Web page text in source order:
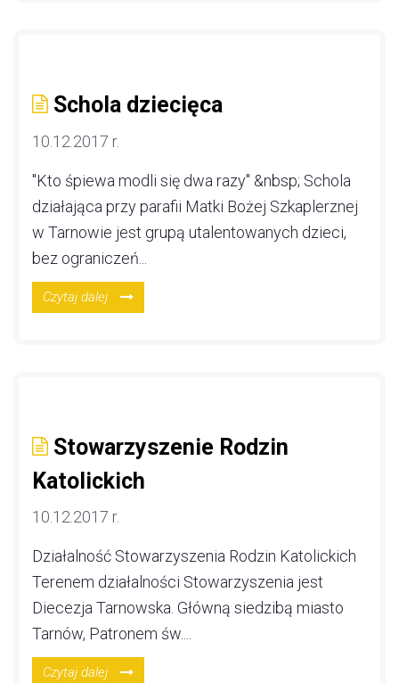
Schola dziecięca
10.12.2017 r.
"Kto śpiewa modli się dwa razy" &nbsp; Schola
działająca przy parafii Matki Bożej Szkaplerznej
w Tarnowie jest grupą utalentowanych dzieci,
bez ograniczeń...
Czytaj dalej
Stowarzyszenie Rodzin
Katolickich
10.12.2017 r.
Działalność Stowarzyszenia Rodzin Katolickich
Terenem działalności Stowarzyszenia jest
Diecezja Tarnowska. Główną siedzibą miasto
Tarnów, Patronem św....
Czytaj dalej